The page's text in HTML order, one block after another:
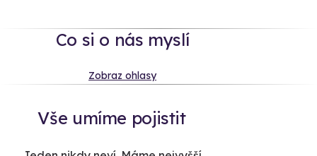
Co si o nás myslí
Zobraz ohlasy
Vše umíme pojistit